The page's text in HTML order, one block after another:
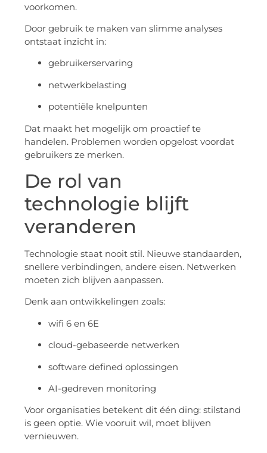
voorkomen.
Door gebruik te maken van slimme analyses
ontstaat inzicht in:
gebruikerservaring
netwerkbelasting
potentiële knelpunten
Dat maakt het mogelijk om proactief te
handelen. Problemen worden opgelost voordat
gebruikers ze merken.
De rol van
technologie blijft
veranderen
Technologie staat nooit stil. Nieuwe standaarden,
snellere verbindingen, andere eisen. Netwerken
moeten zich blijven aanpassen.
Denk aan ontwikkelingen zoals:
wifi 6 en 6E
cloud-gebaseerde netwerken
software defined oplossingen
AI-gedreven monitoring
Voor organisaties betekent dit één ding: stilstand
is geen optie. Wie vooruit wil, moet blijven
vernieuwen.